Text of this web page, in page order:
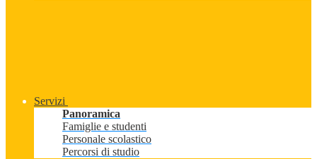
Servizi
Panoramica
Famiglie e studenti
Personale scolastico
Percorsi di studio